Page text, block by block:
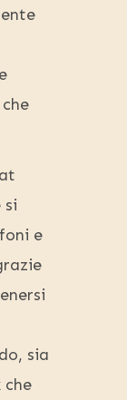
si
e
sia
che